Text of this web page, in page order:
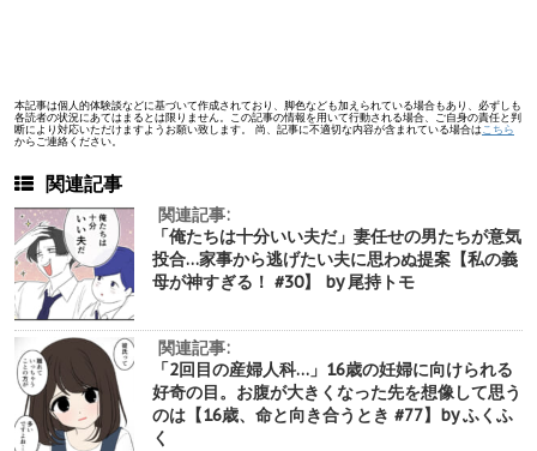
本記事は個人的体験談などに基づいて作成されており、脚色なども加えられている場合もあり、必ずしも
各読者の状況にあてはまるとは限りません。この記事の情報を用いて行動される場合、ご自身の責任と判
断により対応いただけますようお願い致します。 尚、記事に不適切な内容が含まれている場合はこちら
からご連絡ください。
関連記事
関連記事:
「俺たちは十分いい夫だ」妻任せの男たちが意気
投合…家事から逃げたい夫に思わぬ提案【私の義
母が神すぎる！ #30】 by 尾持トモ
関連記事:
「2回目の産婦人科…」16歳の妊婦に向けられる
好奇の目。お腹が大きくなった先を想像して思う
のは【16歳、命と向き合うとき #77】by ふくふ
く